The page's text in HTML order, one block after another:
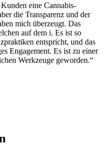
eine Cannabis-
die Transparenz und der
mich überzeugt. Das
auf dem i. Es ist so
entspricht, und das
Engagement. Es ist zu einer
Werkzeuge geworden.“